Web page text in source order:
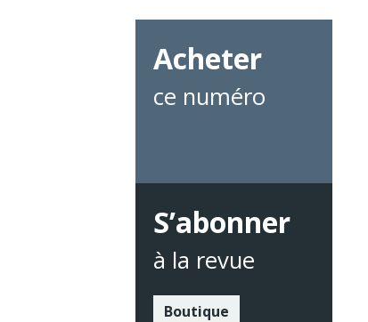
Acheter
ce numéro
S’abonner
à la revue
Boutique